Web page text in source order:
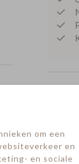
om een
en
en sociale